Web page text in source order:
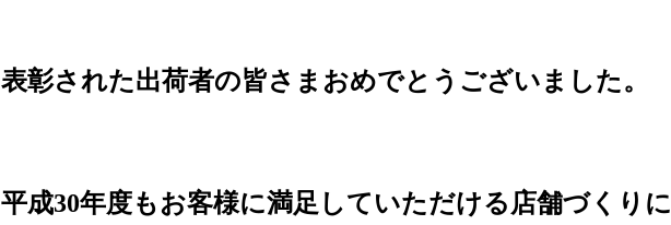
表彰された出荷者の皆さまおめでとうございました。
平成30年度もお客様に満足していただける店舗づくりに